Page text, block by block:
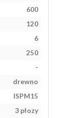
600
120
6
250
-
drewno
ISPM15
3 płozy